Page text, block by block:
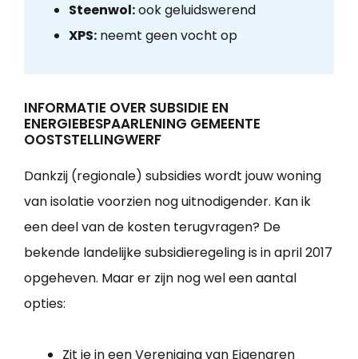
Steenwol:ook geluidswerend
XPS:neemt geen vocht op
INFORMATIE OVER SUBSIDIE EN
ENERGIEBESPAARLENING GEMEENTE
OOSTSTELLINGWERF
Dankzij (regionale) subsidies wordt jouw woning
van isolatie voorzien nog uitnodigender. Kan ik
een deel van de kosten terugvragen? De
bekende landelijke subsidieregeling is in april 2017
opgeheven. Maar er zijn nog wel een aantal
opties:
Zit je in een Vereniging van Eigenaren